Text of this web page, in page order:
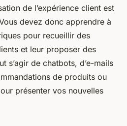
de l’expérience client est
devez donc apprendre à
pour recueillir des
et leur proposer des
s’agir de chatbots, d’e-mails
de produits ou
présenter vos nouvelles